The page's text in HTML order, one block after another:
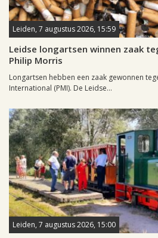
Leiden, 7 augustus 2026, 15:59
Leidse longartsen winnen zaak
Philip Morris
Longartsen hebben een zaak gewonnen
International (PMI). De Leidse...
Leiden, 7 augustus 2026, 15:00